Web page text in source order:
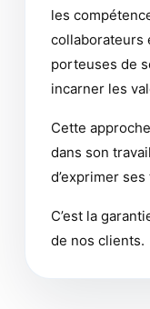
les
collaborateurs
porteuses de
incarner les
Cette
dans son
d’exprimer
C’est la
de nos clients.